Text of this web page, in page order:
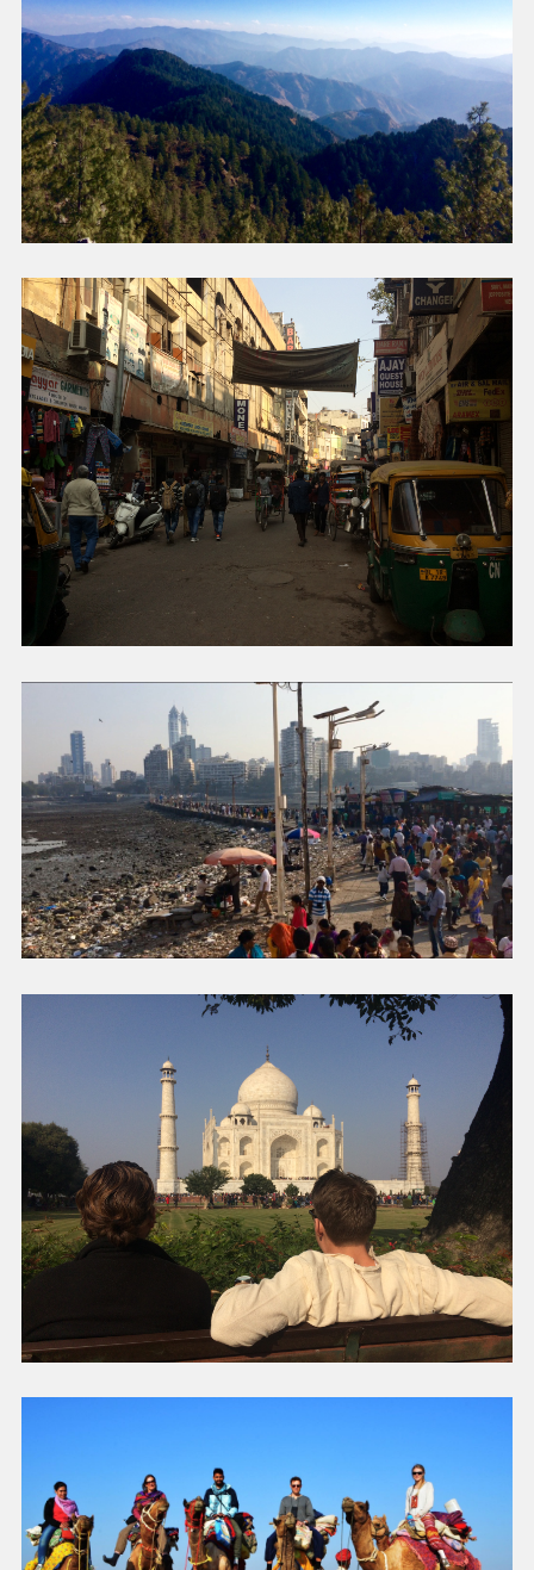
Hva drømmer du om å
gjøre?
Velg 1 til 3 ting du er interessert i
BETALT ARBEID & KARRIERE
FRIVILLIG & FORSKJELL
JOBB MED DYR
HAV & MARINELIV
GÅRDSLIV
GRUPPEREISER & SPENNING
NESTE STEG ⇢